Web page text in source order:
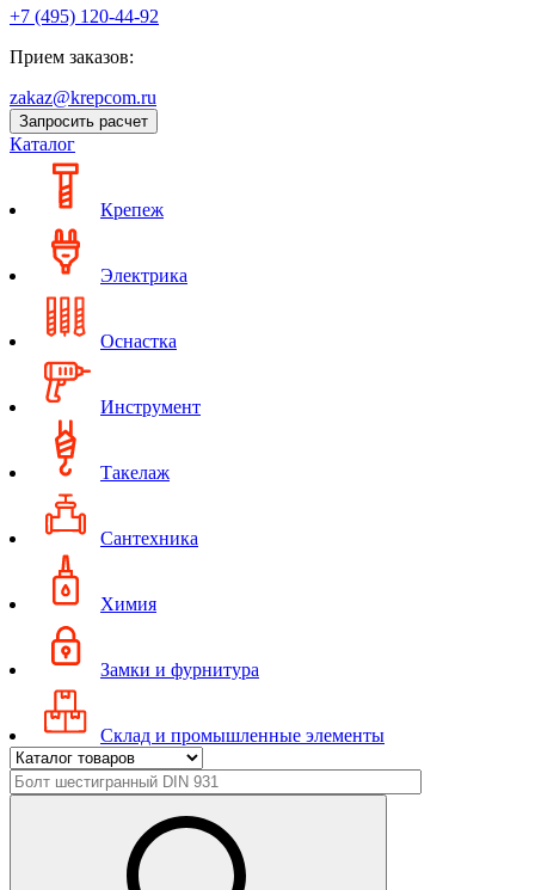
+7 (495) 120-44-92
Прием заказов:
zakaz@krepcom.ru
Запросить расчет
Каталог
Крепеж
Электрика
Оснастка
Инструмент
Такелаж
Сантехника
Химия
Замки и фурнитура
Склад и промышленные элементы